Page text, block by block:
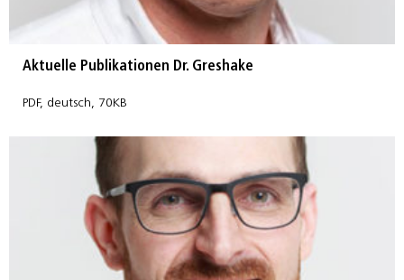
Aktuelle Publikationen Dr. Greshake
PDF, deutsch, 70KB